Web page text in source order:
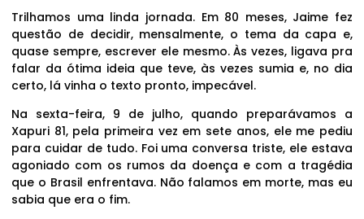
Trilhamos uma linda jornada. Em 80 meses, Jaime fez
questão de decidir, mensalmente, o tema da capa e,
quase sempre, escrever ele mesmo. Às vezes, ligava pra
falar da ótima ideia que teve, às vezes sumia e, no dia
certo, lá vinha o texto pronto, impecável.
Na sexta-feira, 9 de julho, quando preparávamos a
Xapuri 81, pela primeira vez em sete anos, ele me pediu
para cuidar de tudo. Foi uma conversa triste, ele estava
agoniado com os rumos da doença e com a tragédia
que o Brasil enfrentava. Não falamos em morte, mas eu
sabia que era o fim.